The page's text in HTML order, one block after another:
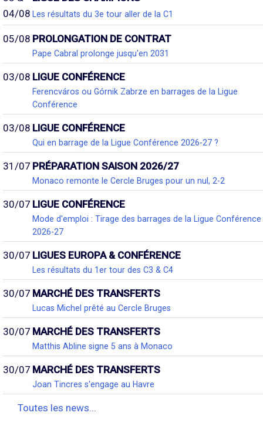
04/08 Les résultats du 3e tour aller de la C1
05/08 PROLONGATION DE CONTRAT
Pape Cabral prolonge jusqu'en 2031
03/08 LIGUE CONFÉRENCE
Ferencváros ou Górnik Zabrze en barrages de la Ligue
Conférence
03/08 LIGUE CONFÉRENCE
Qui en barrage de la Ligue Conférence 2026-27 ?
31/07 PRÉPARATION SAISON 2026/27
Monaco remonte le Cercle Bruges pour un nul, 2-2
30/07 LIGUE CONFÉRENCE
Mode d'emploi : Tirage des barrages de la Ligue Conférence
2026-27
30/07 LIGUES EUROPA & CONFÉRENCE
Les résultats du 1er tour des C3 & C4
30/07 MARCHÉ DES TRANSFERTS
Lucas Michel prêté au Cercle Bruges
30/07 MARCHÉ DES TRANSFERTS
Matthis Abline signe 5 ans à Monaco
30/07 MARCHÉ DES TRANSFERTS
Joan Tincres s'engage au Havre
Toutes les news...